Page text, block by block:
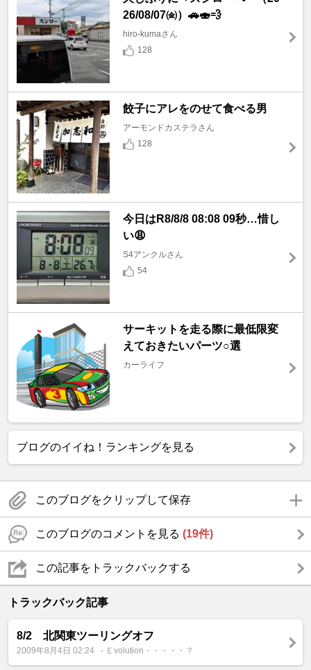
26/08/07㈮）🚗🍣💨
hiro-kumaさん
128
餃子にアレをのせて食べる男
アーモンドカステラさん
128
今日はR8/8/8 08:08 09秒…惜し
い😩
S4アンクルさん
54
サーキットを走る際に最低限変
えておきたいパーツ○選
カーライフ
ブログのイイね！ランキングを見る
このブログをクリップして保存
このブログのコメントを見る (19件)
この記事をトラックバックする
トラックバック記事
8/2 北関東ツーリングオフ
2009年8月4日 02:24 - Ｅvolution・・・・・？